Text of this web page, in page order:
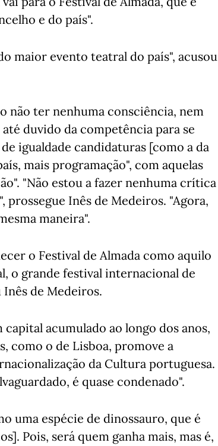
e do país".
maior evento teatral do país", acusou
não ter nenhuma consciência, nem
duvido da competência para se
igualdade candidaturas [como a da
mais programação", com aquelas
"Não estou a fazer nenhuma crítica
prossegue Inês de Medeiros. "Agora,
maneira".
o Festival de Almada como aquilo
o grande festival internacional de
de Medeiros.
acumulado ao longo dos anos,
como o de Lisboa, promove a
da Cultura portuguesa.
é quase condenado".
uma espécie de dinossauro, que é
Pois, será quem ganha mais, mas é,